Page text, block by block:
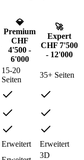
💎
Premium
CHF
4'500 -
6'000
🚀
Expert
CHF 7'500
- 12'000
15-20
Seiten
35+ Seiten
Erweitert
Erweitert
3D